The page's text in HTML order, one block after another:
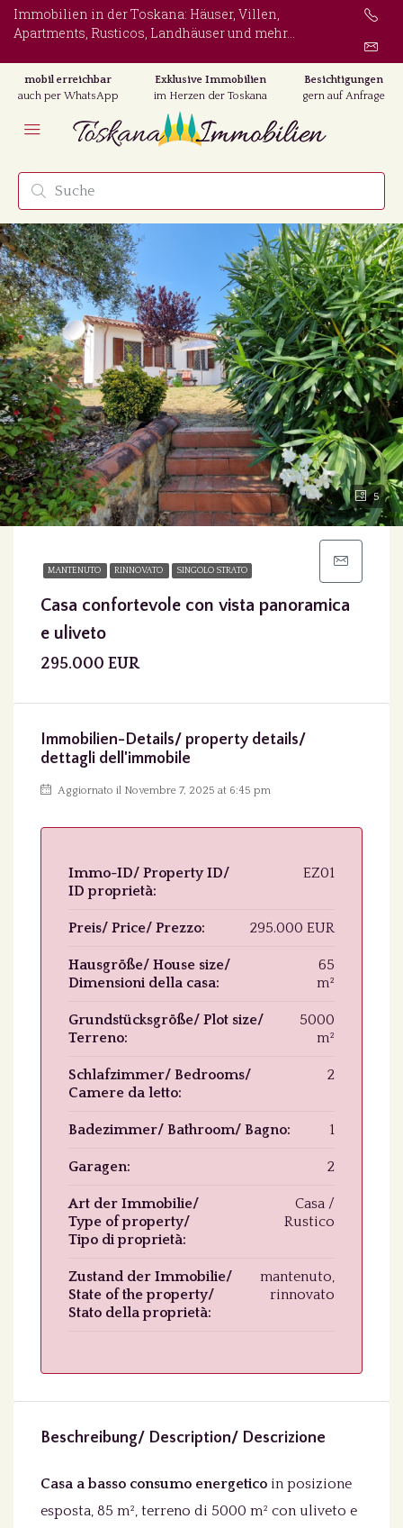
Immobilien in der Toskana: Häuser, Villen,
Apartments, Rusticos, Landhäuser und mehr...
mobil erreichbar
auch per WhatsApp
Exklusive Immobilien
im Herzen der Toskana
Besichtigungen
gern auf Anfrage
5
MANTENUTO RINNOVATO SINGOLO STRATO
Casa confortevole con vista panoramica
e uliveto
295.000 EUR
Immobilien-Details/ property details/
dettagli dell'immobile
Aggiornato il Novembre 7, 2025 at 6:45 pm
Immo-ID/ Property ID/
ID proprietà:
EZ01
Preis/ Price/ Prezzo: 295.000 EUR
Hausgröße/ House size/
Dimensioni della casa:
65
m²
Grundstücksgröße/ Plot size/
Terreno:
5000
m²
Schlafzimmer/ Bedrooms/
Camere da letto:
2
Badezimmer/ Bathroom/ Bagno: 1
Garagen: 2
Art der Immobilie/
Type of property/
Tipo di proprietà:
Casa /
Rustico
Zustand der Immobilie/
State of the property/
Stato della proprietà:
mantenuto,
rinnovato
Beschreibung/ Description/ Descrizione
Casa a basso consumo energetico in posizione
esposta, 85 m², terreno di 5000 m² con uliveto e